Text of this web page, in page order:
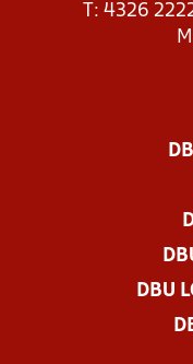
T: 4326
DBU